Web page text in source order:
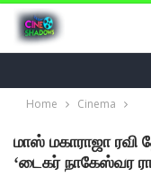
Home Cinema
மாஸ் மகாராஜா ரவி
‘டைகர் நாகேஸ்வர